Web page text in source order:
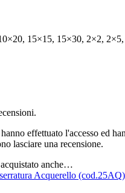
15×15, 15×30, 2×2,
effettuato l'accesso ed
lasciare una recensione.
anche…